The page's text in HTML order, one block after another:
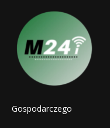
Gospodarczego